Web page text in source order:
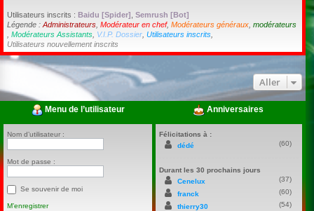
Utilisateurs inscrits : Baidu [Spider] Semrush [Bot]
Légende : Administrateurs Modérateur en chef, Modérateurs généraux modérateurs
Modérateurs Assistants V.I.P. Dossier Utilisateurs inscrits
Utilisateurs nouvellement inscrits
Aller
Menu de l’utilisateur
Nom d’utilisateur :
Mot de passe :
Se souvenir de moi
M’enregistrer
Anniversaires
Félicitations à :
dédé
(60)
Durant les 30 prochains jours
Cenelux
(37)
franck
(60)
thierry30
(54)